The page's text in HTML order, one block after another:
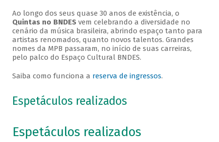
Ao longo dos seus quase 30 anos de existência, o
Quintas no BNDESvem celebrando a diversidade no
cenário da música brasileira, abrindo espaço tanto para
artistas renomados, quanto novos talentos. Grandes
nomes da MPB passaram, no início de suas carreiras,
pelo palco do Espaço Cultural BNDES.
Saiba como funciona a reserva de ingressos.
Espetáculos realizados
Espetáculos realizados